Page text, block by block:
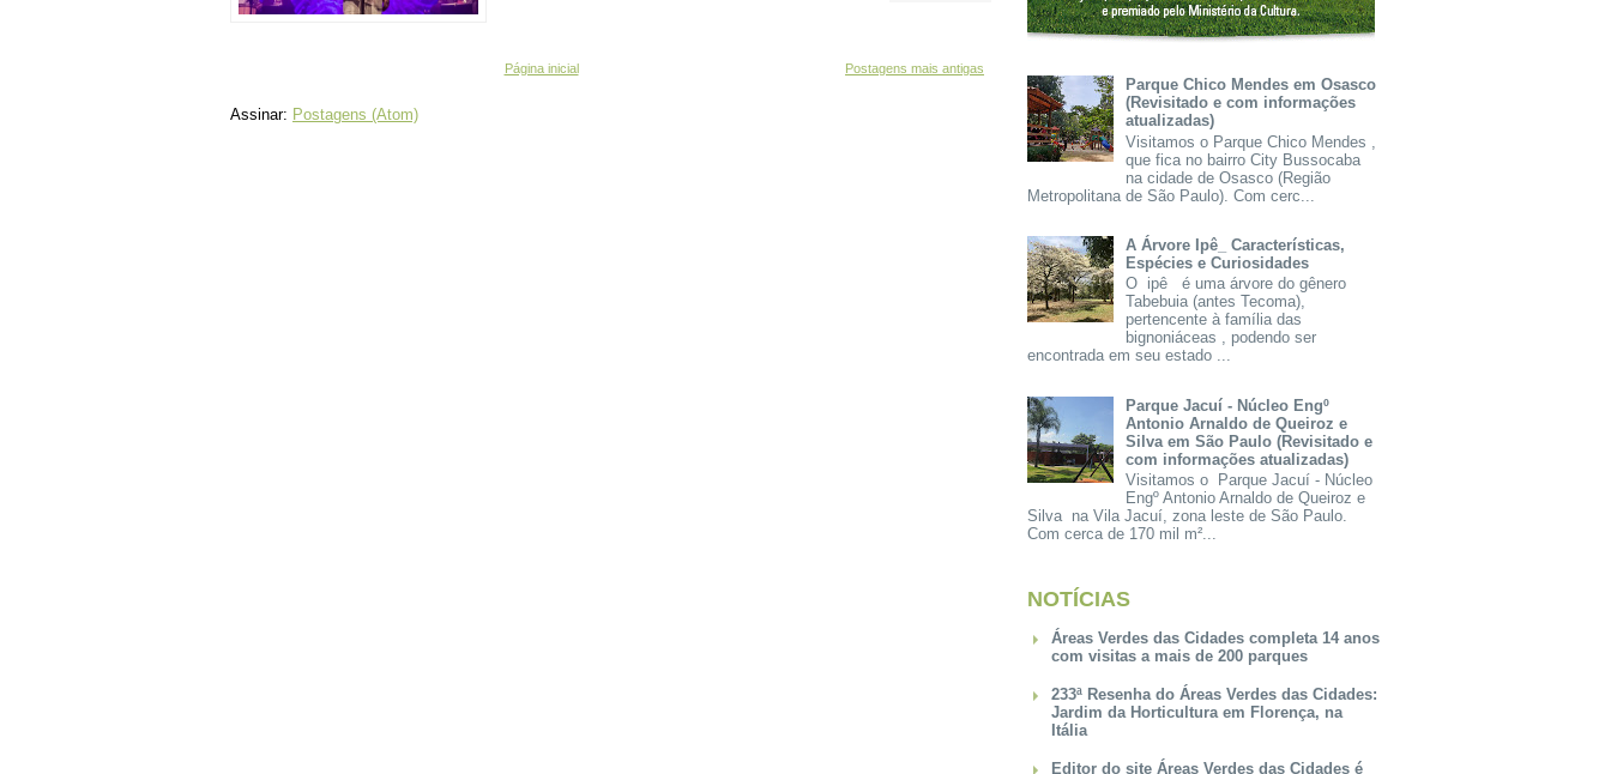
Postagens mais antigas
Página inicial
Assinar: Postagens (Atom)
Parque Chico Mendes em Osasco
(Revisitado e com informações
atualizadas)
Visitamos o Parque Chico Mendes ,
que fica no bairro City Bussocaba
na cidade de Osasco (Região
Metropolitana de São Paulo). Com cerc...
A Árvore Ipê_ Características,
Espécies e Curiosidades
O ipê é uma árvore do gênero
Tabebuia (antes Tecoma),
pertencente à família das
bignoniáceas , podendo ser
encontrada em seu estado ...
Parque Jacuí - Núcleo Engº
Antonio Arnaldo de Queiroz e
Silva em São Paulo (Revisitado e
com informações atualizadas)
Visitamos o Parque Jacuí - Núcleo
Engº Antonio Arnaldo de Queiroz e
Silva na Vila Jacuí, zona leste de São Paulo.
Com cerca de 170 mil m²...
NOTÍCIAS
Áreas Verdes das Cidades completa 14 anos
com visitas a mais de 200 parques
233ª Resenha do Áreas Verdes das Cidades:
Jardim da Horticultura em Florença, na
Itália
Editor do site Áreas Verdes das Cidades é